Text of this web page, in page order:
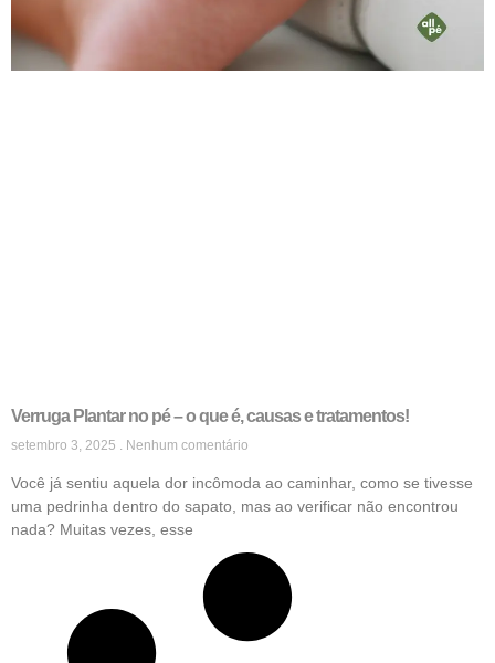
Verruga Plantar no pé – o que é, causas e tratamentos!
setembro 3, 2025 Nenhum comentário
Você já sentiu aquela dor incômoda ao caminhar, como se tivesse
uma pedrinha dentro do sapato, mas ao verificar não encontrou
nada? Muitas vezes, esse